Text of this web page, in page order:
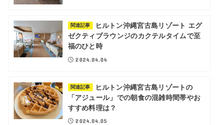
関連記事
ヒルトン沖縄宮古島リゾート エグ
ゼクティブラウンジのカクテルタイムで至
福のひと時
2024.04.04
関連記事
ヒルトン沖縄宮古島リゾートの
「アジュール」での朝食の混雑時間帯やお
すすめ料理は？
2024.04.05